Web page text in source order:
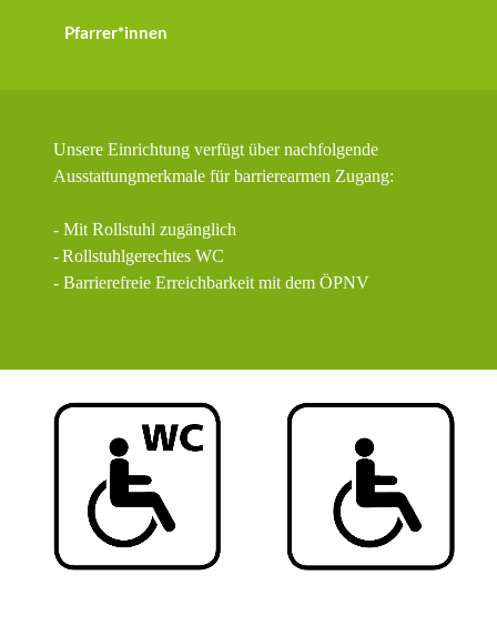
Pfarrer*innen
Unsere Einrichtung verfügt über nachfolgende
Ausstattungmerkmale für barrierearmen Zugang:
- Mit Rollstuhl zugänglich
-Rollstuhlgerechtes WC
- Barrierefreie Erreichbarkeit mit dem ÖPNV